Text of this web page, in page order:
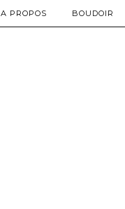
A PROPOS BOUDOIR